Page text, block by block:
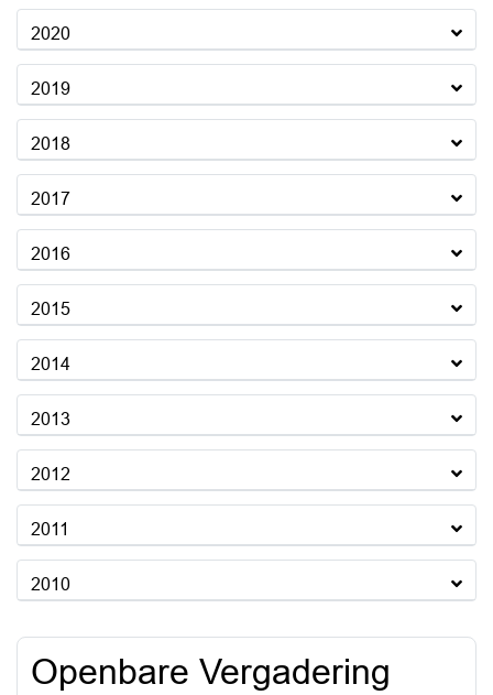
2020
2019
2018
2017
2016
2015
2014
2013
2012
2011
2010
Openbare Vergadering